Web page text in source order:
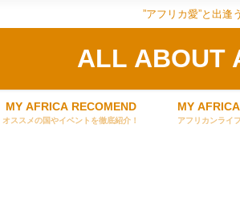
”アフリカ愛”と出逢
ALL ABOUT
MY AFRICA RECOMEND
オススメの国やイベントを徹底紹介！
MY
アフリカンライ